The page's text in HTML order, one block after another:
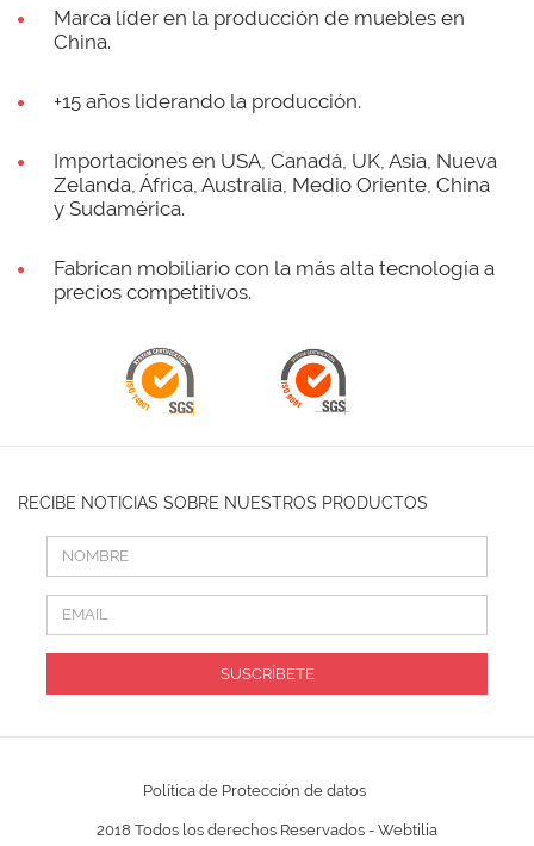
Marca líder en la producción de muebles en
China.
+15 años liderando la producción.
Importaciones en USA, Canadá, UK, Asia, Nueva
Zelanda, África, Australia, Medio Oriente, China
y Sudamérica.
Fabrican mobiliario con la más alta tecnología a
precios competitivos.
RECIBE NOTICIAS SOBRE NUESTROS PRODUCTOS
SUSCRÍBETE
Política de Protección de datos
2018 Todos los derechos Reservados - Webtilia